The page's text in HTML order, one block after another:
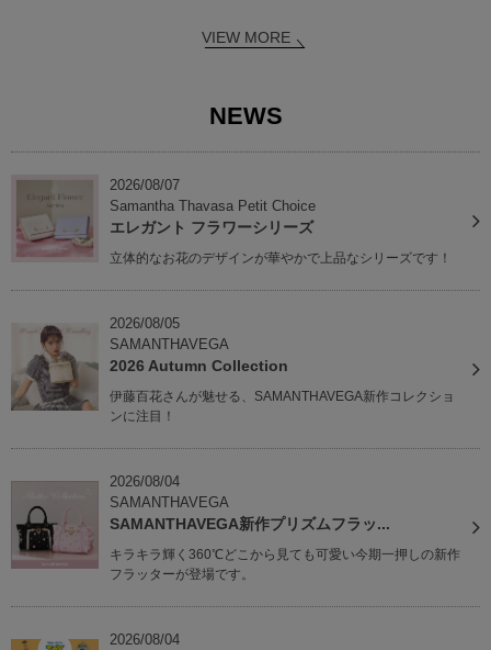
VIEW MORE
NEWS
2026/08/07
Samantha Thavasa Petit Choice
エレガント フラワーシリーズ
立体的なお花のデザインが華やかで上品なシリーズです！
2026/08/05
SAMANTHAVEGA
2026 Autumn Collection
伊藤百花さんが魅せる、SAMANTHAVEGA新作コレクショ
ンに注目！
2026/08/04
SAMANTHAVEGA
SAMANTHAVEGA新作プリズムフラッ...
キラキラ輝く360℃どこから見ても可愛い今期一押しの新作
フラッターが登場です。
2026/08/04